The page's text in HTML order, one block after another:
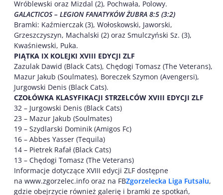
Wróblewski oraz Mizdal (2), Pochwała, Polowy.
GALACTICOS – LEGION FANATYKÓW ŻUBRA 8:5 (3:2)
Bramki: Kaźmierczak (3), Wołoskowski, Jaworski,
Grzeszczyszyn, Machalski (2) oraz Smulczyński Sz. (3),
Kwaśniewski, Puka.
PIĄTKA IX KOLEJKI XVIII EDYCJI ZLF
Zazulak Dawid (Black Cats), Chędogi Tomasz (The Veterans),
Mazur Jakub (Soulmates), Boreczek Szymon (Avengersi),
Jurgowski Denis (Black Cats).
CZOŁÓWKA KLASYFIKACJI STRZELCÓW XVIII EDYCJI ZLF
32 – Jurgowski Denis (Black Cats)
23 – Mazur Jakub (Soulmates)
19 – Szydlarski Dominik (Amigos Fc)
16 – Abbes Yasser (Tequila)
14 – Pietrek Rafał (Black Cats)
13 – Chędogi Tomasz (The Veterans)
Informacje dotyczące XVIII edycji ZLF dostępne
na www.zgorzelec.info oraz na FBZgorzelecka Liga Futsalu,
gdzie obejrzycie również galerię i bramki ze spotkań,